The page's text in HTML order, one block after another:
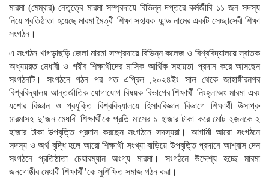
মারমা (মেম্বার) নেতৃত্বে মারমা সম্প্রদায়ে বিভিন্ন দপ্তরে কর্মজীবি ১১ জন সদস্য
নিয়ে প্রতিষ্ঠাতা হয়েছে মারমা মৈত্রী শিক্ষা সহায়ক ফান্ড নামের একটি সেচ্ছাসেবী শিক্ষা
সংগঠন।
এ সংগঠন খাগড়াছড়ি জেলা মারমা সম্প্রদায়ে বিভিন্ন কলেজ ও বিশ্ববিদ্যালয়ে স্বাতক
অধ্যয়রত মেধাবী ও গরীব শিক্ষার্থীদের মাসিক আর্থিক সহায়তা প্রদান করে আসছেন
সংগঠনটি। সংগঠনে গঠন পর গত এপ্রিল ,২০২৪ইং সাল থেকে জাহাঙ্গীরনগর
বিশ্ববিদ্যালয় আন্তর্জাতিক যোগাযোগ বিষয়ক বিভাগের শিক্ষার্থী নিংহ্লাঅং মারমা এবং
যশোর বিজ্ঞান ও প্রযুক্তি বিশ্ববিদ্যালয়ে হিসাববিজ্ঞান বিভাগে শিক্ষার্থী উসাপ্রু
মারমাসহ দু’জন মেধাবী শিক্ষার্থীকে প্রতি মাসের ১ হাজার টাকা করে মোট ২জনকে ২
হাজার টাকা উপবৃত্তি প্রদান করছেন সংগঠনে সদস্যরা। আগামী আরো সংগঠনে
সদস্য ও অর্থ বৃদ্ধি হলে আরো শিক্ষার্থী সংখ্যা বাড়িয়ে উপবৃত্তি প্রদানে আশ্বাস দেন
সংগঠনে প্রতিষ্ঠাতা চেয়ারম্যান অংগ্য মারমা। সংগঠনে উদ্দেশ্য হচ্ছে মারমা
জনগোষ্ঠীর মেধাবী শিক্ষার্থী’কে সুশিক্ষিত সমাজ গঠন করা।